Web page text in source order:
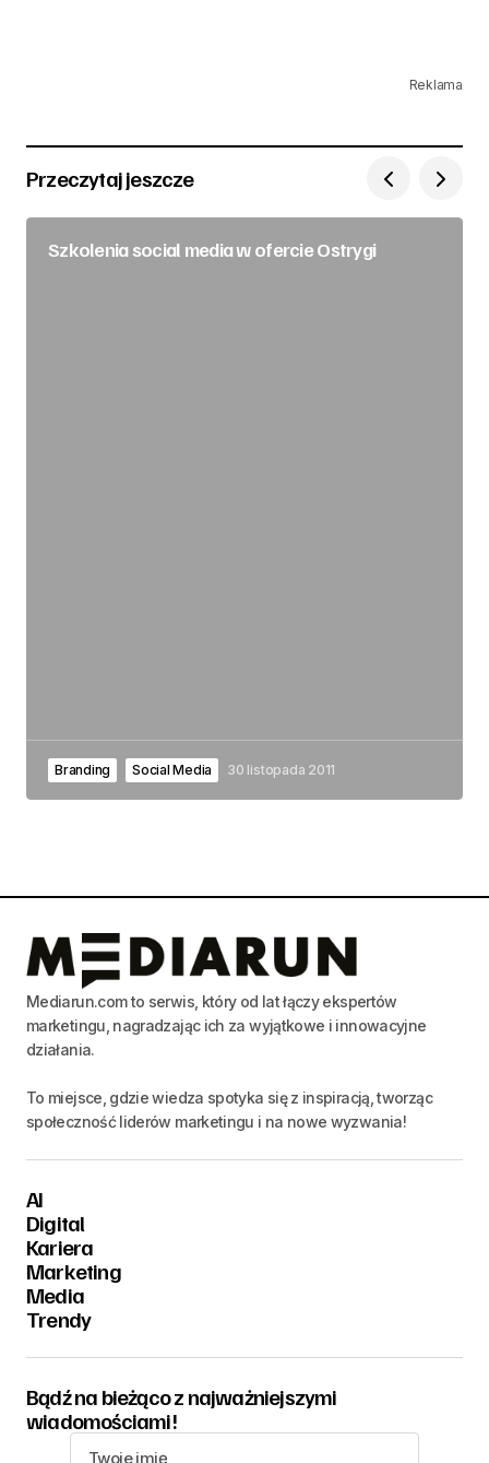
Reklama
Przeczytaj jeszcze
Szkolenia social media w ofercie Ostrygi
Branding Social Media 30 listopada 2011
Mediarun.com to serwis, który od lat łączy ekspertów
marketingu, nagradzając ich za wyjątkowe i innowacyjne
działania.
To miejsce, gdzie wiedza spotyka się z inspiracją, tworząc
społeczność liderów marketingu i na nowe wyzwania!
AI
Digital
Kariera
Marketing
Media
Trendy
Bądź na bieżąco z najważniejszymi
wiadomościami!